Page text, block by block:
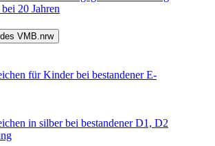
20 Jahren
VMB.nrw
für Kinder bei bestandener E-
in silber bei bestandener D1, D2